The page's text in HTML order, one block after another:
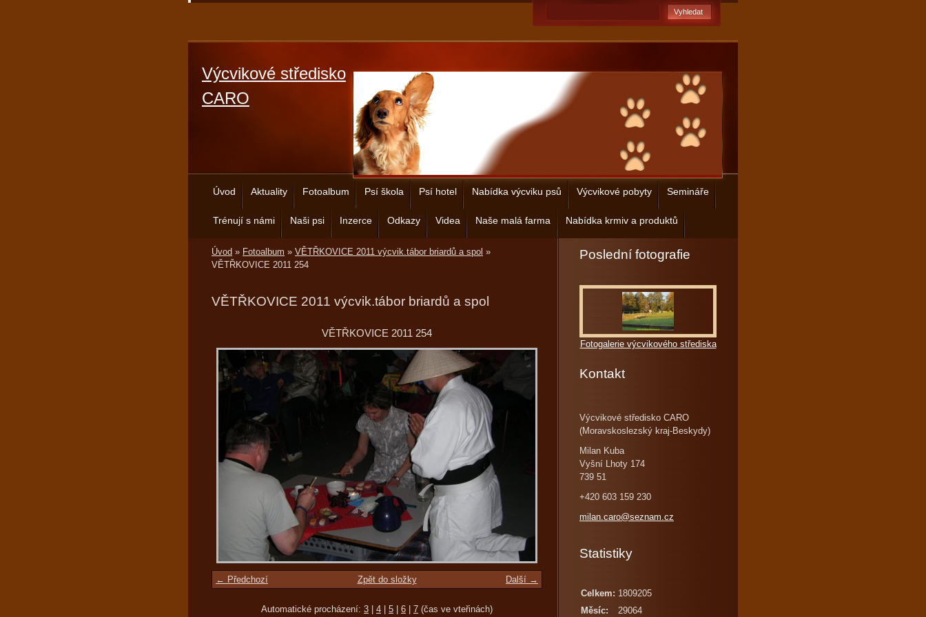
Výcvikové středisko
CARO
Úvod Aktuality Fotoalbum Psí škola Psí hotel Nabídka výcviku psů Výcvikové pobyty Semináře
Trénují s námi Naši psi Inzerce Odkazy Videa Naše malá farma Nabídka krmiv a produktů
Úvod » Fotoalbum » VĚTŘKOVICE 2011 výcvik.tábor briardů a spol »
VĚTŘKOVICE 2011 254
VĚTŘKOVICE 2011 výcvik.tábor briardů a spol
VĚTŘKOVICE 2011 254
← Předchozí Další →
Zpět do složky
Automatické procházení: 3 4 5 6 7 (čas ve vteřinách)
Poslední fotografie
Fotogalerie výcvikového střediska
Kontakt
Výcvikové středisko CARO
(Moravskoslezský kraj-Beskydy)
Milan Kuba
Vyšní Lhoty 174
739 51
+420 603 159 230
milan.caro@seznam.cz
Statistiky
Celkem: 1809205
Měsíc:
29064